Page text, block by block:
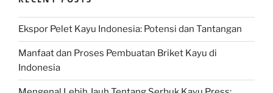
Ekspor Pelet Kayu Indonesia: Potensi dan Tantangan
Manfaat dan Proses Pembuatan Briket Kayu di
Indonesia